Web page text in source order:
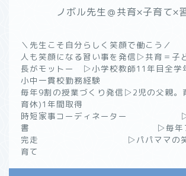
ノボル先生＠共育×子育て×
＼先生こそ自分らしく笑顔で働こう
人も笑顔になる習い事を発信▷共育＝子
長がモットー ▷小学校教師11年目全学
小中一貫校勤務経験 ▷授
毎年9割の授業づくり発信▷2児の父親。
育休)1年間
時短家事コーディネーター ▷
書 ▷毎年フルマ
完走 ▷パパママの笑顔が
育て